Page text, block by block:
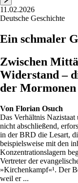
11.02.2026
Deutsche Geschichte
Ein schmaler
Zwischen
Widerstand –
der Mormonen
Von Florian Osuch
Das Verhältnis
nicht abschließend,
in der BRD die Lesart,
beispielsweise mit den
Konzentrationslagern
Vertreter der
»Kirchenkampf«¹. Der
weil er ...